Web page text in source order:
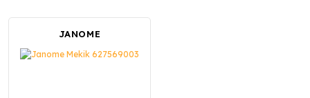
JANOME